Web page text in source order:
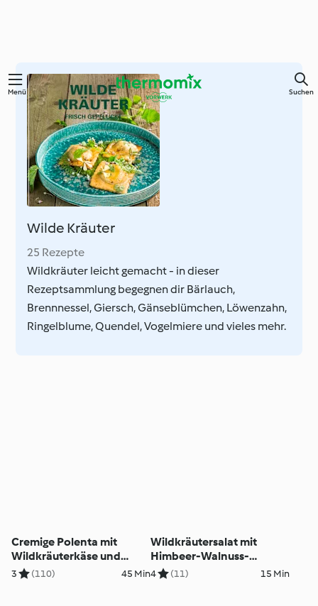
Zum
Hauptinhalt
springen
Menü Suchen
Wilde Kräuter
25 Rezepte
Wildkräuter leicht gemacht - in dieser
Rezeptsammlung begegnen dir Bärlauch,
Brennnessel, Giersch, Gänseblümchen, Löwenzahn,
Ringelblume, Quendel, Vogelmiere und vieles mehr.
Cremige Polenta mit
Wildkräuterkäse und
pochiertem Ei
3 (110) 45 Min
Wildkräutersalat mit
Himbeer-Walnuss-
Dressing
4 (11) 15 Min